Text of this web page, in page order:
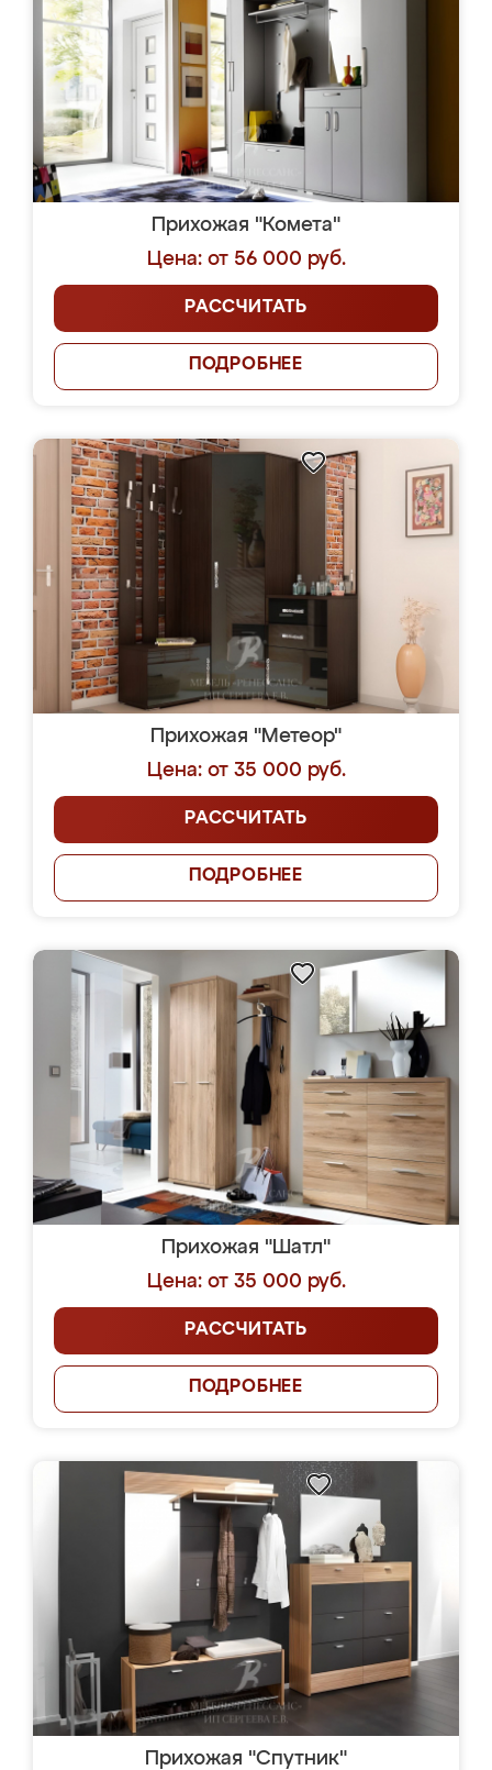
Прихожая "Комета"
Цена: от 56 000 руб.
РАССЧИТАТЬ
ПОДРОБНЕЕ
Прихожая "Метеор"
Цена: от 35 000 руб.
РАССЧИТАТЬ
ПОДРОБНЕЕ
Прихожая "Шатл"
Цена: от 35 000 руб.
РАССЧИТАТЬ
ПОДРОБНЕЕ
Прихожая "Спутник"